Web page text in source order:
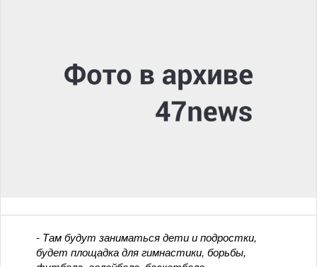
- Там будут заниматься дети и подростки,
будет площадка для гимнастики, борьбы,